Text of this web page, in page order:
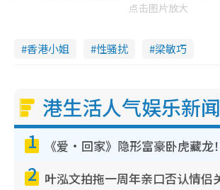
点击图片放大
香港小姐 性骚扰 梁敏巧
港生活人气娱乐新闻
1
2